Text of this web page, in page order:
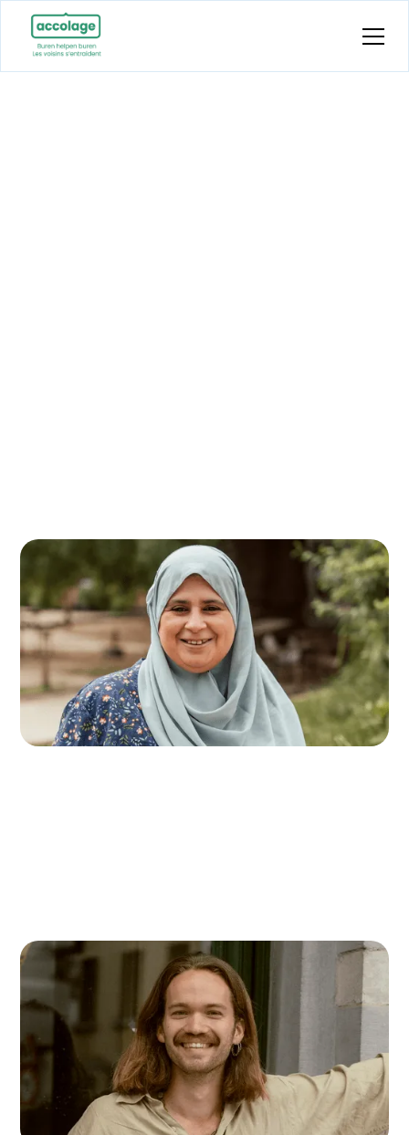
Saïda Rian
Accompagnatrice d'antenne de Bruxelles Centre
et du Quartier Nord
saida.rian@accolage.be
0484 16 69 24
Bertrand Vande Voorde
Accompagnateur d'antenne de Jette et
Ganshoren
bertrand.vandevoorde@accolage.be
+32 485 79 65 33